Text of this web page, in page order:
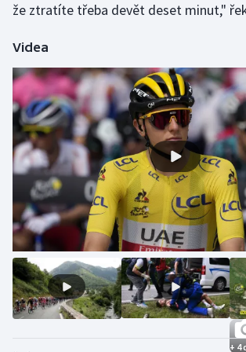
Vodní slalom
Volejbal
Ostatní
že ztratíte třeba devět deset minut,"
Videa
+ 4